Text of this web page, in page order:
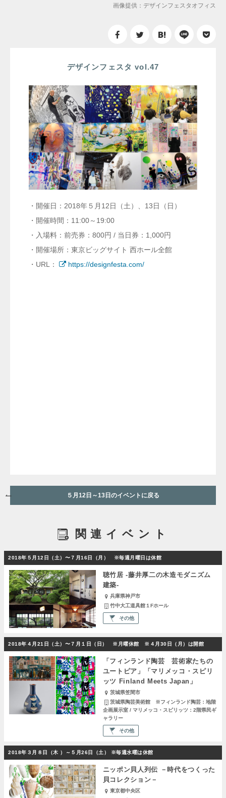
画像提供：デザインフェスタオフィス
デザインフェスタ vol.47
・開催日：2018年５月12日（土）、13日（日）
・開催時間：11:00～19:00
・入場料：前売券：800円 / 当日券：1,000円
・開催場所：東京ビッグサイト 西ホール全館
・URL：
https://designfesta.com/
５月12日～13日のイベントに戻る
関連イベント
2018年５月12日（土）〜７月16日（月） ※毎週月曜日は休館
聴竹居 -藤井厚二の木造モダニズム
建築-
兵庫県神戸市
竹中大工道具館１Fホール
その他
2018年４月21日（土）〜７月１日（日） ※月曜休館 ※４月30日（月）は開館
「フィンランド陶芸 芸術家たちの
ユートピア」「マリメッコ・スピリ
ッツ Finland Meets Japan」
茨城県笠間市
茨城県陶芸美術館 ※フィンランド陶芸：地階
企画展示室 / マリメッコ・スピリッツ：2階県民ギ
ャラリー
その他
2018年３月８日（木 ）～５月26日（土） ※毎週水曜は休館
ニッポン貝人列伝 －時代をつくった
貝コレクション－
東京都中央区